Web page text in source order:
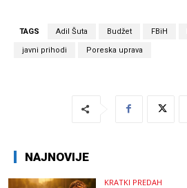
TAGS Adil Šuta Budžet FBiH
javni prihodi Poreska uprava
NAJNOVIJE
KRATKI PREDAH